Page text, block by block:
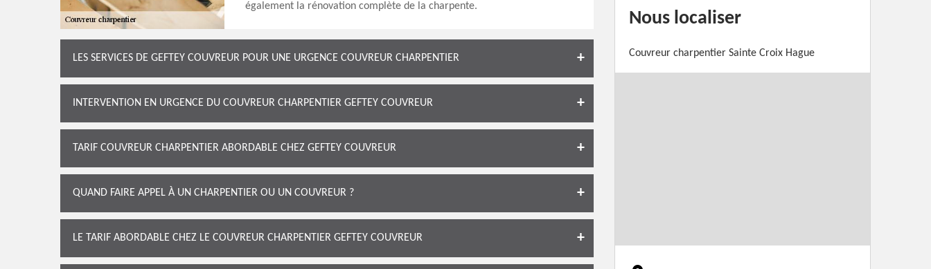
également la rénovation complète de la charpente.
LES SERVICES DE GEFTEY COUVREUR POUR UNE URGENCE COUVREUR CHARPENTIER
INTERVENTION EN URGENCE DU COUVREUR CHARPENTIER GEFTEY COUVREUR
TARIF COUVREUR CHARPENTIER ABORDABLE CHEZ GEFTEY COUVREUR
QUAND FAIRE APPEL À UN CHARPENTIER OU UN COUVREUR ?
LE TARIF ABORDABLE CHEZ LE COUVREUR CHARPENTIER GEFTEY COUVREUR
Nous localiser
Couvreur charpentier Sainte Croix Hague